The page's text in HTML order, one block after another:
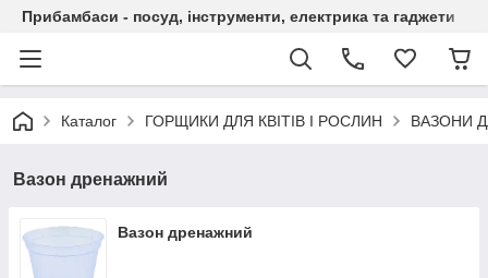
Прибамбаси - посуд, інструменти, електрика та гаджети
Каталог ГОРЩИКИ ДЛЯ КВІТІВ І РОСЛИН ВАЗОНИ
Вазон дренажний
Вазон дренажний